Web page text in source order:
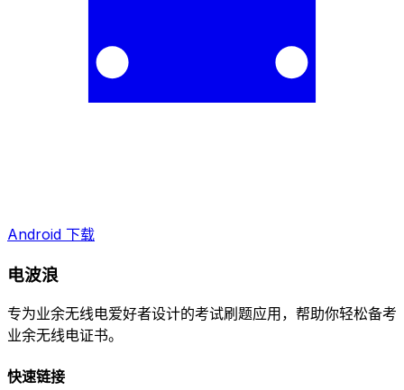
Android 下载
电波浪
专为业余无线电爱好者设计的考试刷题应用，帮助你轻松备考
业余无线电证书。
快速链接